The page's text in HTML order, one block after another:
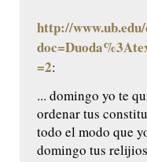
http://
=2:
... domingo yo te
ordenar tus
todo el modo que
domingo tus